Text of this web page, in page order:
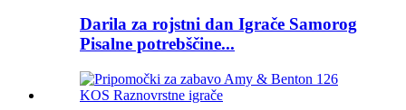
Darila za rojstni dan Igrače Samorog
Pisalne potrebščine...